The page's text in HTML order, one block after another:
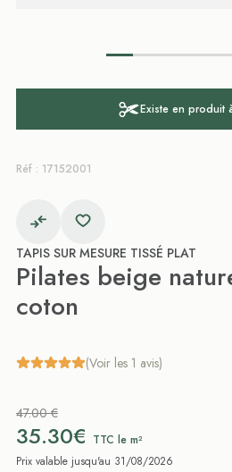
Existe en produit
Réf : 17152001
TAPIS SUR MESURE TISSÉ PLAT
Pilates beige
coton
(Voir les 1 avis)
47.00 €
35.30€ TTC le m²
Prix valable jusqu'au 31/08/2026